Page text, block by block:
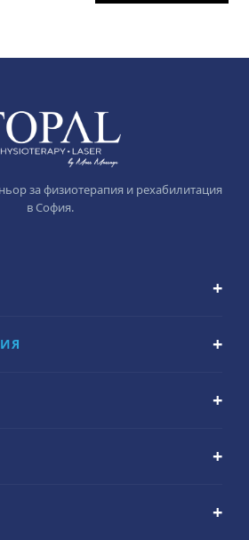
за физиотерапия и рехабилитация
в София.